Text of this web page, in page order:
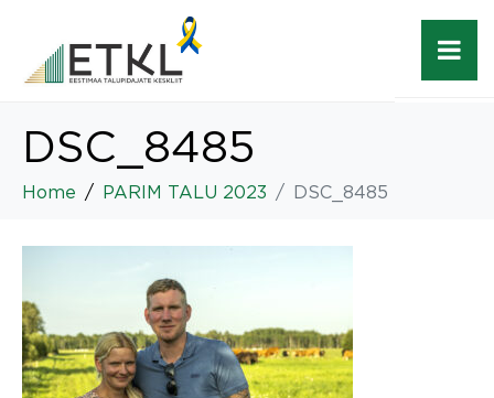
DSC_8485
Home PARIM TALU 2023 DSC_8485